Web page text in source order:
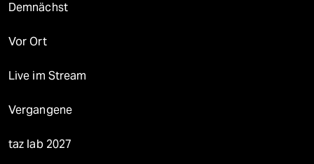
Demnächst
Vor Ort
Live im Stream
Vergangene
taz lab 2027